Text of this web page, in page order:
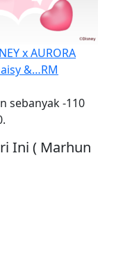
x AURORA
&…RM
sebanyak -110
Ini ( Marhun